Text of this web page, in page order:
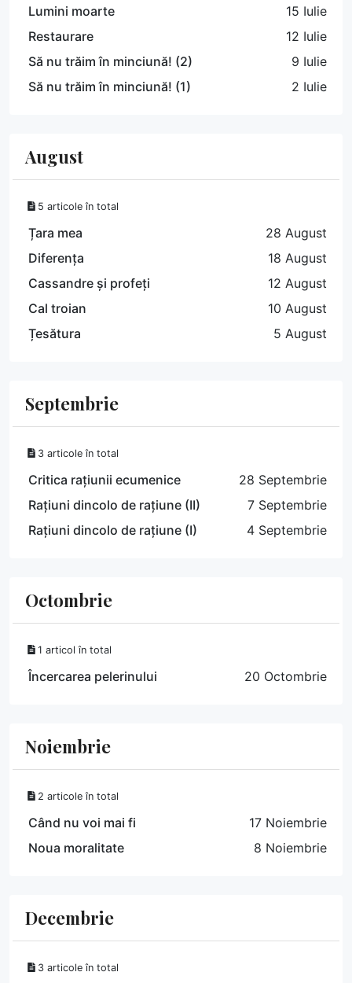
Lumini moarte
15 Iulie
Restaurare
12 Iulie
Să nu trăim în minciună! (2)
9 Iulie
Să nu trăim în minciună! (1)
2 Iulie
August
5 articole în total
Țara mea
28 August
Diferența
18 August
Cassandre și profeți
12 August
Cal troian
10 August
Țesătura
5 August
Septembrie
3 articole în total
Critica rațiunii ecumenice
28 Septembrie
Rațiuni dincolo de rațiune (II)
7 Septembrie
Rațiuni dincolo de rațiune (I)
4 Septembrie
Octombrie
1 articol în total
Încercarea pelerinului 20 Octombrie
Noiembrie
2 articole în total
Când nu voi mai fi
17 Noiembrie
Noua moralitate
8 Noiembrie
Decembrie
3 articole în total